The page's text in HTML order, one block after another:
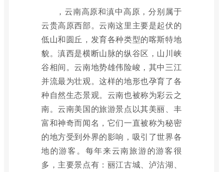
，云南高原和滇中高原，分别属于
云贵高原西部。云南这里主要是起伏的
低山和圆丘，发育各种类型的喀斯特地
貌。滇西是横断山脉的纵谷区，山川峡
谷相间。云南地势雄伟险峻，其中三江
并流最为壮观。这样的地形也孕育了各
种自然生态景观。云南也被称为彩云之
南。云南美国的旅游景点以其美丽、丰
富和神奇而闻名，它们一直被称为秘密
的地方受到外界的影响，吸引了世界各
地的游客。每年来云南旅游的游客很
多，主要景点有：丽江古城、泸沽湖、